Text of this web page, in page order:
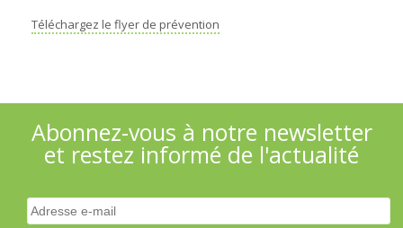
Téléchargez le flyer de prévention
Abonnez-vous à notre newsletter
et restez informé de l'actualité